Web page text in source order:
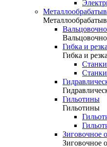
Гибка и
Гибка и
Гильотины
Гильотины
Зиговочное
Зиговочное